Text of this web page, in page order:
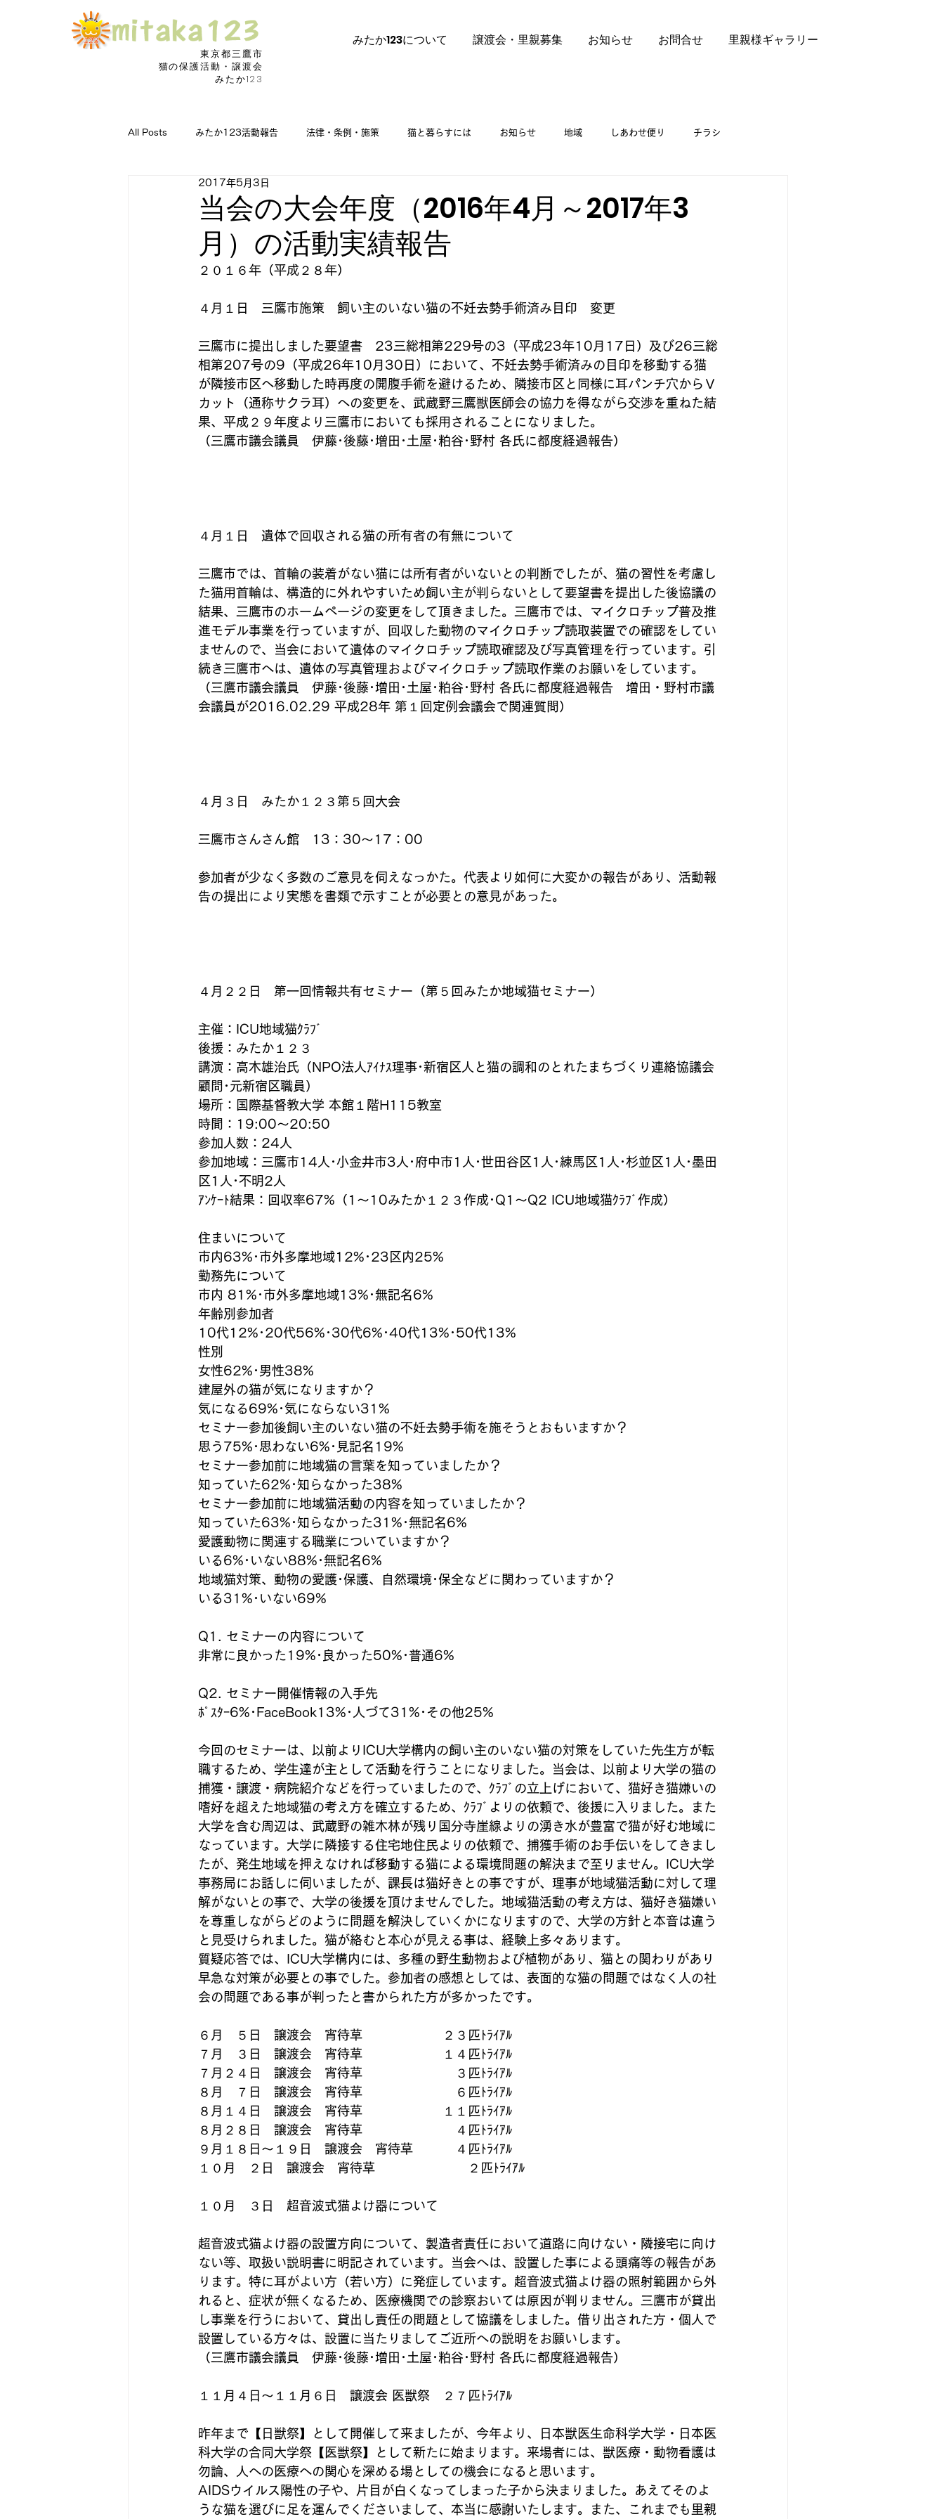
東京都三鷹市
​猫の保護活動・譲渡会
みたか123
みたか123について 譲渡会・里親募集 お知らせ お問合せ 里親様ギャラリー
All Posts みたか123活動報告 法律・条例・施策 猫と暮らすには お知らせ 地域 しあわせ便り チラシ
猫の病気に朗報 捜索願い
当会の大会年度（2016年4月～2017年3
月）の活動実績報告
2017年5月3日
２０１６年（平成２８年）
４月１日　三鷹市施策　飼い主のいない猫の不妊去勢手術済み目印　変更
三鷹市に提出しました要望書　23三総相第229号の3（平成23年10月17日）及び26三総
相第207号の9（平成26年10月30日）において、不妊去勢手術済みの目印を移動する猫
が隣接市区へ移動した時再度の開腹手術を避けるため、隣接市区と同様に耳パンチ穴からＶ
カット（通称サクラ耳）への変更を、武蔵野三鷹獣医師会の協力を得ながら交渉を重ねた結
果、平成２９年度より三鷹市においても採用されることになりました。
（三鷹市議会議員　伊藤･後藤･増田･土屋･粕谷･野村 各氏に都度経過報告）
４月１日　遺体で回収される猫の所有者の有無について
三鷹市では、首輪の装着がない猫には所有者がいないとの判断でしたが、猫の習性を考慮し
た猫用首輪は、構造的に外れやすいため飼い主が判らないとして要望書を提出した後協議の
結果、三鷹市のホームページの変更をして頂きました。三鷹市では、マイクロチップ普及推
進モデル事業を行っていますが、回収した動物のマイクロチップ読取装置での確認をしてい
ませんので、当会において遺体のマイクロチップ読取確認及び写真管理を行っています。引
続き三鷹市へは、遺体の写真管理およびマイクロチップ読取作業のお願いをしています。
（三鷹市議会議員　伊藤･後藤･増田･土屋･粕谷･野村 各氏に都度経過報告　増田・野村市議
会議員が2016.02.29 平成28年 第１回定例会議会で関連質問）
４月３日　みたか１２３第５回大会
三鷹市さんさん館　13：30～17：00
参加者が少なく多数のご意見を伺えなっかた。代表より如何に大変かの報告があり、活動報
告の提出により実態を書類で示すことが必要との意見があった。
４月２２日　第一回情報共有セミナー（第５回みたか地域猫セミナー）
主催：ICU地域猫ｸﾗﾌﾞ
後援：みたか１２３
講演：高木雄治氏（NPO法人ｱｲﾅｽ理事･新宿区人と猫の調和のとれたまちづくり連絡協議会
顧問･元新宿区職員）
場所：国際基督教大学 本館１階H115教室
時間：19:00～20:50
参加人数：24人
参加地域：三鷹市14人･小金井市3人･府中市1人･世田谷区1人･練馬区1人･杉並区1人･墨田
区1人･不明2人
ｱﾝｹｰﾄ結果：回収率67%（1～10みたか１２３作成･Q1～Q2 ICU地域猫ｸﾗﾌﾞ作成）
住まいについて
市内63%･市外多摩地域12%･23区内25%
勤務先について
市内 81%･市外多摩地域13%･無記名6%
年齢別参加者
10代12%･20代56%･30代6%･40代13%･50代13%
性別
女性62%･男性38%
建屋外の猫が気になりますか？
気になる69%･気にならない31%
セミナー参加後飼い主のいない猫の不妊去勢手術を施そうとおもいますか？
思う75%･思わない6%･見記名19%
セミナー参加前に地域猫の言葉を知っていましたか？
知っていた62%･知らなかった38%
セミナー参加前に地域猫活動の内容を知っていましたか？
知っていた63%･知らなかった31%･無記名6%
愛護動物に関連する職業についていますか？
いる6%･いない88%･無記名6%
地域猫対策、動物の愛護･保護、自然環境･保全などに関わっていますか？
いる31%･いない69%
Q1. セミナーの内容について
非常に良かった19%･良かった50%･普通6%
Q2. セミナー開催情報の入手先
ﾎﾟｽﾀｰ6%･FaceBook13%･人づて31%･その他25%
今回のセミナーは、以前よりICU大学構内の飼い主のいない猫の対策をしていた先生方が転
職するため、学生達が主として活動を行うことになりました。当会は、以前より大学の猫の
捕獲・譲渡・病院紹介などを行っていましたので、ｸﾗﾌﾞの立上げにおいて、猫好き猫嫌いの
嗜好を超えた地域猫の考え方を確立するため、ｸﾗﾌﾞよりの依頼で、後援に入りました。また
大学を含む周辺は、武蔵野の雑木林が残り国分寺崖線よりの湧き水が豊富で猫が好む地域に
なっています。大学に隣接する住宅地住民よりの依頼で、捕獲手術のお手伝いをしてきまし
たが、発生地域を押えなければ移動する猫による環境問題の解決まで至りません。ICU大学
事務局にお話しに伺いましたが、課長は猫好きとの事ですが、理事が地域猫活動に対して理
解がないとの事で、大学の後援を頂けませんでした。地域猫活動の考え方は、猫好き猫嫌い
を尊重しながらどのように問題を解決していくかになりますので、大学の方針と本音は違う
と見受けられました。猫が絡むと本心が見える事は、経験上多々あります。
質疑応答では、ICU大学構内には、多種の野生動物および植物があり、猫との関わりがあり
早急な対策が必要との事でした。参加者の感想としては、表面的な猫の問題ではなく人の社
会の問題である事が判ったと書かられた方が多かったです。
６月　５日　譲渡会　宵待草　　　　 　　２３匹ﾄﾗｲｱﾙ
７月　３日　譲渡会　宵待草　　　　 　　１４匹ﾄﾗｲｱﾙ
７月２４日　譲渡会　宵待草　　　　 　　　３匹ﾄﾗｲｱﾙ
８月　７日　譲渡会　宵待草　　　　 　　　６匹ﾄﾗｲｱﾙ
８月１４日　譲渡会　宵待草　　　　 　　１１匹ﾄﾗｲｱﾙ
８月２８日　譲渡会　宵待草　　　　 　　　４匹ﾄﾗｲｱﾙ
９月１８日～１９日　譲渡会　宵待草 　　　４匹ﾄﾗｲｱﾙ
１０月　２日　譲渡会　宵待草　　　　 　　　２匹ﾄﾗｲｱﾙ
１０月　３日　超音波式猫よけ器について
超音波式猫よけ器の設置方向について、製造者責任において道路に向けない・隣接宅に向け
ない等、取扱い説明書に明記されています。当会へは、設置した事による頭痛等の報告があ
ります。特に耳がよい方（若い方）に発症しています。超音波式猫よけ器の照射範囲から外
れると、症状が無くなるため、医療機関での診察おいては原因が判りません。三鷹市が貸出
し事業を行うにおいて、貸出し責任の問題として協議をしました。借り出された方・個人で
設置している方々は、設置に当たりましてご近所への説明をお願いします。
（三鷹市議会議員　伊藤･後藤･増田･土屋･粕谷･野村 各氏に都度経過報告）
１１月４日～１１月６日　譲渡会 医獣祭　２７匹ﾄﾗｲｱﾙ
昨年まで【日獣祭】として開催して来ましたが、今年より、日本獣医生命科学大学・日本医
科大学の合同大学祭【医獣祭】として新たに始まります。来場者には、獣医療・動物看護は
勿論、人への医療への関心を深める場としての機会になると思います。
AIDSウイルス陽性の子や、片目が白くなってしまった子から決まりました。あえてそのよ
うな猫を選びに足を運んでくださいまして、本当に感謝いたします。また、これまでも里親